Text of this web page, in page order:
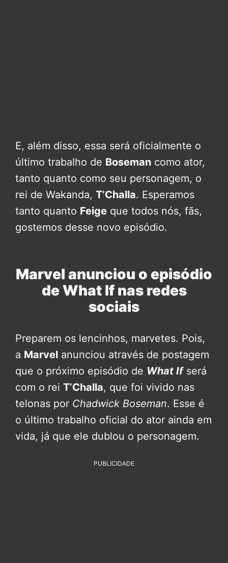
E, além disso, essa será oficialmente o
último trabalho de Boseman como ator,
tanto quanto como seu personagem, o
rei de Wakanda, T’Challa. Esperamos
tanto quanto Feige que todos nós, fãs,
gostemos desse novo episódio.
Marvel anunciou o episódio
de What If nas redes
sociais
Preparem os lencinhos, marvetes. Pois,
a Marvel anunciou através de postagem
que o próximo episódio de What Ifserá
com o rei T’Challa, que foi vivido nas
telonas por Chadwick Boseman. Esse é
o último trabalho oficial do ator ainda em
vida, já que ele dublou o personagem.
PUBLICIDADE